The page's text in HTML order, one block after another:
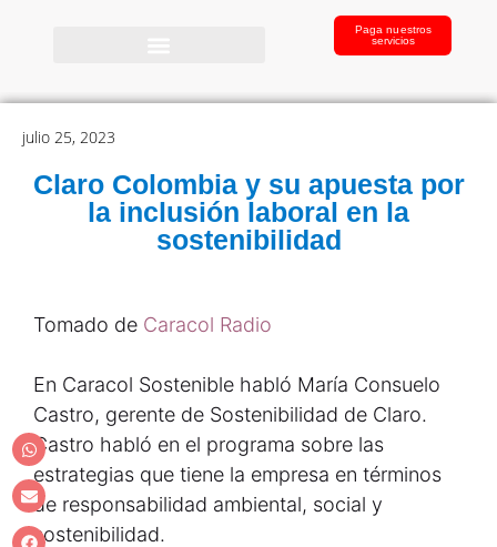
Paga nuestros
servicios
julio 25, 2023
Claro Colombia y su apuesta por
la inclusión laboral en la
sostenibilidad
Tomado de Caracol Radio
En Caracol Sostenible habló María Consuelo
Castro, gerente de Sostenibilidad de Claro.
Castro habló en el programa sobre las
estrategias que tiene la empresa en términos
de responsabilidad ambiental, social y
sostenibilidad.